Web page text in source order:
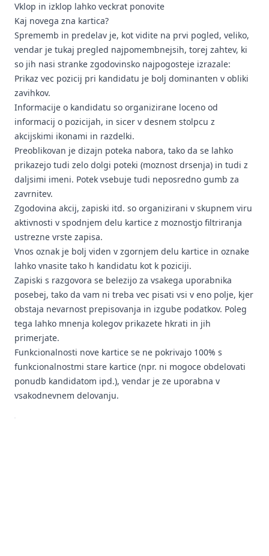
Vklop in izklop lahko veckrat ponovite
Kaj novega zna kartica?
Sprememb in predelav je, kot vidite na prvi pogled, veliko,
vendar je tukaj pregled najpomembnejsih, torej zahtev, ki
so jih nasi stranke zgodovinsko najpogosteje izrazale:
Prikaz vec pozicij pri kandidatu je bolj dominanten v obliki
zavihkov.
Informacije o kandidatu so organizirane loceno od
informacij o pozicijah, in sicer v desnem stolpcu z
akcijskimi ikonami in razdelki.
Preoblikovan je dizajn poteka nabora, tako da se lahko
prikazejo tudi zelo dolgi poteki (moznost drsenja) in tudi z
daljsimi imeni. Potek vsebuje tudi neposredno gumb za
zavrnitev.
Zgodovina akcij, zapiski itd. so organizirani v skupnem viru
aktivnosti v spodnjem delu kartice z moznostjo filtriranja
ustrezne vrste zapisa.
Vnos oznak je bolj viden v zgornjem delu kartice in oznake
lahko vnasite tako h kandidatu kot k poziciji.
Zapiski s razgovora se belezijo za vsakega uporabnika
posebej, tako da vam ni treba vec pisati vsi v eno polje, kjer
obstaja nevarnost prepisovanja in izgube podatkov. Poleg
tega lahko mnenja kolegov prikazete hkrati in jih
primerjate.
Funkcionalnosti nove kartice se ne pokrivajo 100% s
funkcionalnostmi stare kartice (npr. ni mogoce obdelovati
ponudb kandidatom ipd.), vendar je ze uporabna v
vsakodnevnem delovanju.